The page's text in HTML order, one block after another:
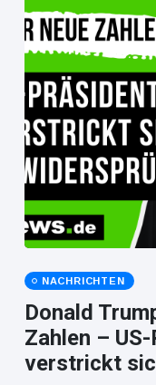
NACHRICHTEN
Donald
Zahlen –
verstrickt